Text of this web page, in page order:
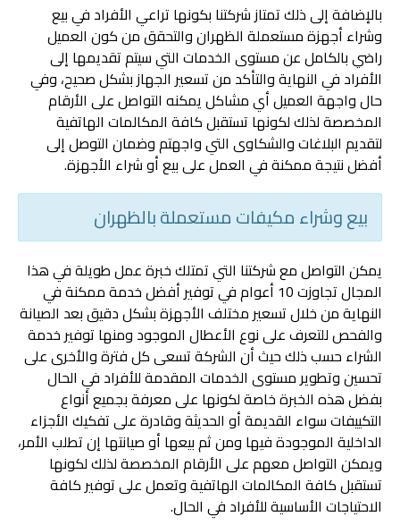
بالإضافة إلى ذلك تمتاز شركتنا بكونها تراعي الأفراد في بيع
وشراء أجهزة مستعملة الظهران والتحقق من كون العميل
راضي بالكامل عن مستوى الخدمات التي سيتم تقديمها إلى
الأفراد في النهاية والتأكد من تسعير الجهاز بشكل صحيح، وفي
حال واجهة العميل أي مشاكل يمكنه التواصل على الأرقام
المخصصة لذلك لكونها تستقبل كافة المكالمات الهاتفية
لتقديم البلاغات والشكاوى التي واجهتم وضمان التوصل إلى
أفضل نتيجة ممكنة في العمل على بيع أو شراء الأجهزة.
بيع وشراء مكيفات مستعملة بالظهران
يمكن التواصل مع شركتنا التي تمتلك خبرة عمل طويلة في هذا
المجال تجاوزت 10 أعوام في توفير أفضل خدمة ممكنة في
النهاية من خلال تسعير مختلف الأجهزة بشكل دقيق بعد الصيانة
والفحص للتعرف على نوع الأعطال الموجود ومنها توفير خدمة
الشراء حسب ذلك حيث أن الشركة تسعى كل فترة والأخرى على
تحسين وتطوير مستوى الخدمات المقدمة للأفراد في الحال
بفضل هذه الخبرة خاصة لكونها على معرفة بجميع أنواع
التكييفات سواء القديمة أو الحديثة وقادرة على تفكيك الأجزاء
الداخلية الموجودة فيها ومن ثم بيعها أو صيانتها إن تطلب الأمر،
ويمكن التواصل معهم على الأرقام المخصصة لذلك لكونها
تستقبل كافة المكالمات الهاتفية وتعمل على توفير كافة
الاحتياجات الأساسية للأفراد في الحال.